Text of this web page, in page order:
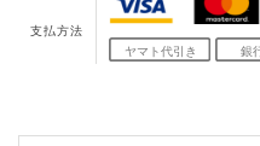
支払方法